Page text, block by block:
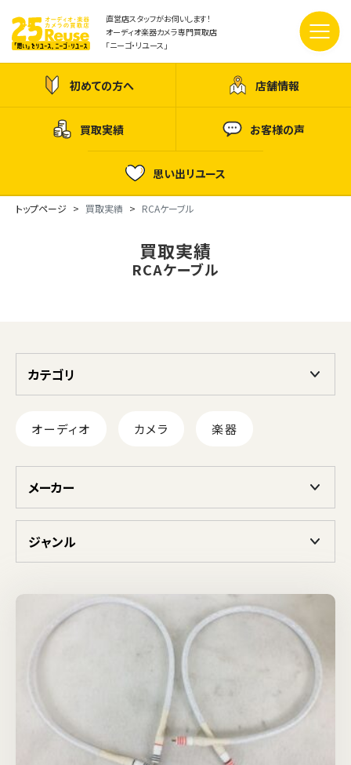
直営店スタッフがお伺いします！
オーディオ楽器カメラ専門買取店
「ニーゴ・リユース」
初めての方へ 店舗情報
買取実績 お客様の声
思い出リユース
トップページ 買取実績 RCAケーブル
買取実績
RCAケーブル
カテゴリ
オーディオ カメラ 楽器
メーカー
ジャンル